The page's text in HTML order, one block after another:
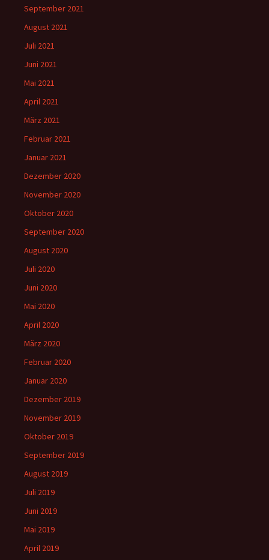
September 2021
August 2021
Juli 2021
Juni 2021
Mai 2021
April 2021
März 2021
Februar 2021
Januar 2021
Dezember 2020
November 2020
Oktober 2020
September 2020
August 2020
Juli 2020
Juni 2020
Mai 2020
April 2020
März 2020
Februar 2020
Januar 2020
Dezember 2019
November 2019
Oktober 2019
September 2019
August 2019
Juli 2019
Juni 2019
Mai 2019
April 2019